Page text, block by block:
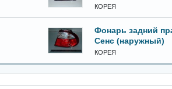
КОРЕЯ
Фонарь задний
Сенс (наружный)
КОРЕЯ